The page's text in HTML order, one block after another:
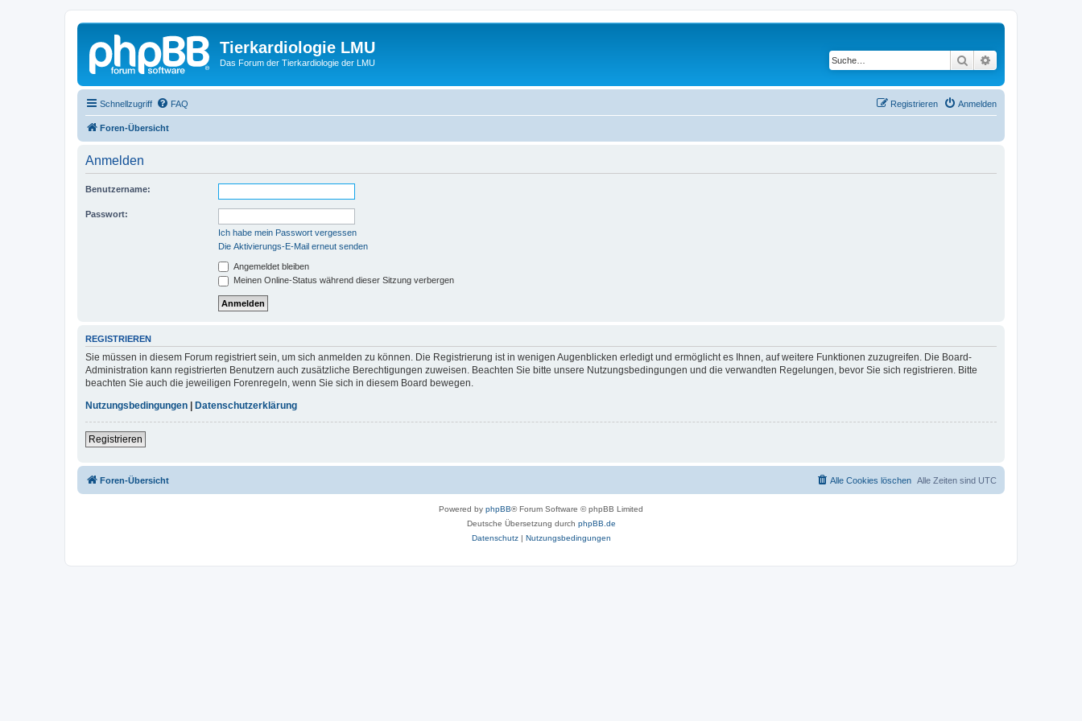
Tierkardiologie LMU
Das Forum der Tierkardiologie der LMU Suche
Schnellzugriff FAQ Anmelden
Registrieren
Foren-Übersicht
Anmelden
Benutzername:
Passwort:
Ich habe mein Passwort vergessen
Die Aktivierungs-E-Mail erneut senden
Angemeldet bleiben
Meinen Online-Status während dieser Sitzung verbergen
REGISTRIEREN
Sie müssen in diesem Forum registriert sein, um sich anmelden zu können. Die Registrierung ist in wenigen Augenblicken erledigt und ermöglicht es Ihnen, auf weitere Funktionen zuzugreifen. Die Board-
Administration kann registrierten Benutzern auch zusätzliche Berechtigungen zuweisen. Beachten Sie bitte unsere Nutzungsbedingungen und die verwandten Regelungen, bevor Sie sich registrieren. Bitte
beachten Sie auch die jeweiligen Forenregeln, wenn Sie sich in diesem Board bewegen.
Nutzungsbedingungen
Datenschutzerklärung
Registrieren
Foren-Übersicht Alle Zeiten sind UTC
Alle Cookies löschen
Powered by phpBB® Forum Software © phpBB Limited
Deutsche Übersetzung durch phpBB.de
Datenschutz| Nutzungsbedingungen